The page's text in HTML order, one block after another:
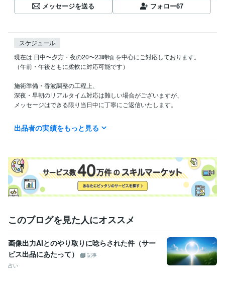
メッセージを送る
フォロー67
スケジュール
現在は 日中〜夕方・夜の20〜23時頃 を中心にご対応しております。
（午前・午後ともに柔軟に対応可能です）
施術準備・香波調整の工程上、
深夜・早朝のリアルタイム対応は難しい場合がございますが、
メッセージはできる限り当日中に丁寧にご返信いたします。
お急ぎの方、特定の時間帯をご希望の方は、
事前にメッセージをいただけますとスムーズです。
占い 魂構造再設計 根源レイヤー再統合 PAC深層読解 香波再統合
アルケミー
量子現実創造 クンダリーニ覚醒統合（Lv.99.9）
カルマ
構造解放 量子エネルギー調整 魂ホロスコープ読解 魂レベル変容サ
ポート
エネルギーワーク 覚醒エネルギー クンダリーニ覚醒
波動調整
語学力
英語 日常会話レベル
出品者の実績をもっと見る
このブログを見た人にオススメ
画像出力AIとのやり取りに唸らされた件（サー
ビス出品にあたって）
記事
占い